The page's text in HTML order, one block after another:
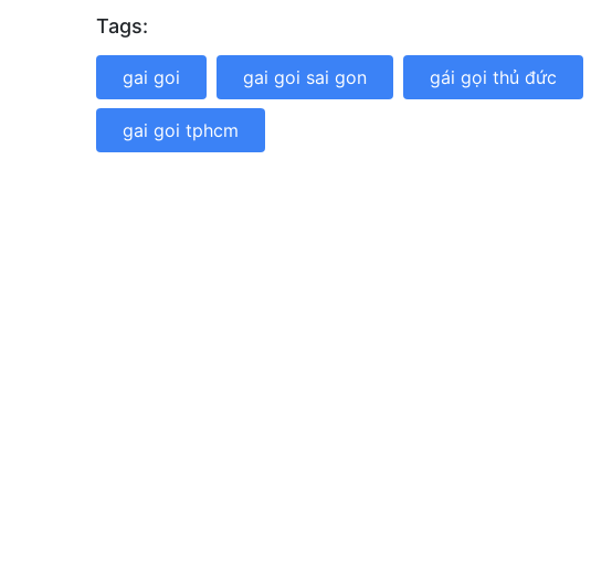
Tags:
gai goi gai goi sai gon gái gọi thủ đức
gai goi tphcm